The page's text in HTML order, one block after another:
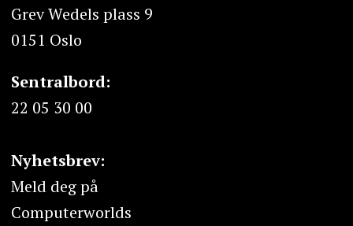
Grev Wedels plass 9
0151 Oslo
Sentralbord:
22 05 30 00
Nyhetsbrev:
Meld deg på
Computerworlds